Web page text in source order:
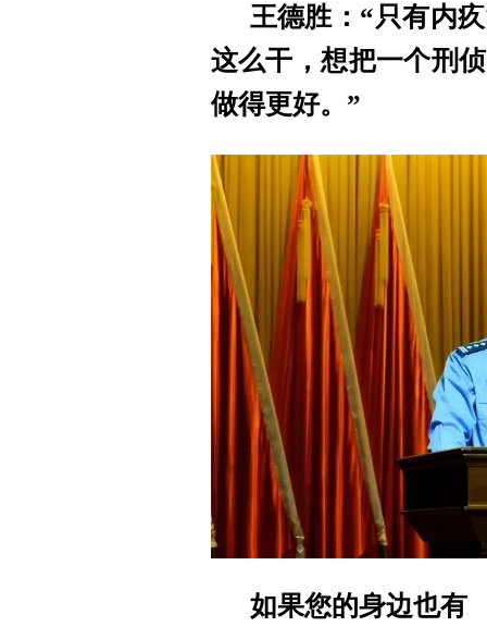
王德胜：“只有内
这么干，想把一个刑
做得更好。”
如果您的身边也有